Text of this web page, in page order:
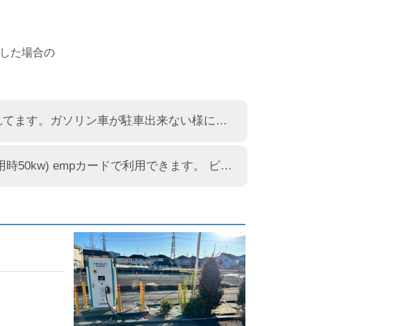
た場合の
ABB製90kW器×2口器です。店舗南側に設置されてます。ガソリン車が駐車出来ない様にカラーコーンが置かれてるのかと思ってましたが。。。普通枠にも置かれてました。
ABB製90kw器が設置されていました。 (二口使用時50kw) empカードで利用できます。 ビジターの場合は、1分77円でイーモビリディパワーのアプリで利用できます。